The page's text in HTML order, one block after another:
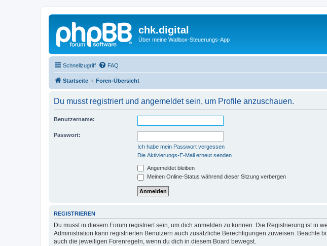
chk.digital
Über meine Wallbox-Steuerungs-App
Schnellzugriff FAQ
Startseite Foren-Übersicht
Du musst registriert und angemeldet sein, um Profile anzuschauen.
Benutzername:
Passwort:
Ich habe mein Passwort vergessen
Die Aktivierungs-E-Mail erneut senden
Angemeldet bleiben
Meinen Online-Status während dieser Sitzung verbergen
REGISTRIEREN
Du musst in diesem Forum registriert sein, um dich anmelden zu können. Die Registrierung ist in
Administration kann registrierten Benutzern auch zusätzliche Berechtigungen zuweisen.
auch die jeweiligen Forenregeln, wenn du dich in diesem Board bewegst.